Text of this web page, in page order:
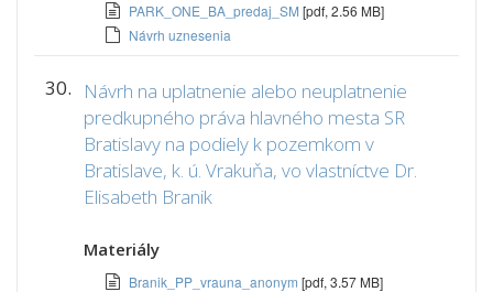
PARK_ONE_BA_predaj_SM [pdf, 2.56 MB]
Návrh uznesenia
30.
Návrh na uplatnenie alebo neuplatnenie
predkupného práva hlavného mesta SR
Bratislavy na podiely k pozemkom v
Bratislave, k. ú. Vrakuňa, vo vlastníctve Dr.
Elisabeth Branik
Materiály
Branik_PP_vrauna_anonym [pdf, 3.57 MB]